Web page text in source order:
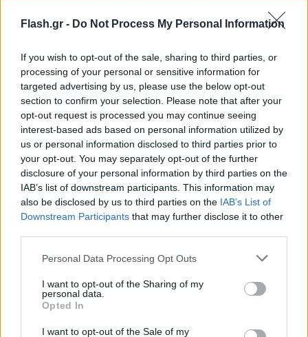
Flash.gr - Do Not Process My Personal Information
If you wish to opt-out of the sale, sharing to third parties, or
processing of your personal or sensitive information for
targeted advertising by us, please use the below opt-out
section to confirm your selection. Please note that after your
opt-out request is processed you may continue seeing
interest-based ads based on personal information utilized by
us or personal information disclosed to third parties prior to
your opt-out. You may separately opt-out of the further
disclosure of your personal information by third parties on the
IAB’s list of downstream participants. This information may
also be disclosed by us to third parties on the IAB’s List of
Downstream Participants that may further disclose it to other
Please note that this website/app uses one or more Google
not limited to your visit or usage behaviour. You may click to
grant or deny consent to Google and its third-party tags to
use your data for below specified purposes in below Google
consent section.
Personal Data Processing Opt Outs
I want to opt-out of the Sharing of my
personal data.
Opted In
I want to opt-out of the Sale of my
06.08.2026 ΜΑΡΊΑ ΚΑΤΡΙΝΆΚΗ